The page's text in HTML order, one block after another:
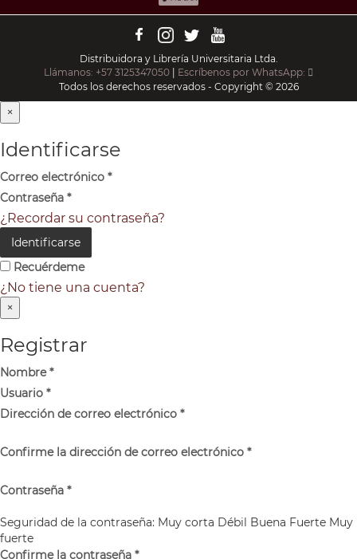
Distribuidora y Librería Universitaria Ltda.
Llámanos: +57 3125347050
Escríbenos por WhatsApp:
Todos los derechos reservados - Copyright © 2026
×
Identificarse
Correo electrónico *
Contraseña *
¿Recordar su contraseña?
Identificarse
Recuérdeme
¿No tiene una cuenta?
×
Registrar
Nombre*
Usuario *
Dirección de correo electrónico *
Confirme la dirección de correo electrónico *
Contraseña *
Seguridad de la contraseña: Muy corta Débil Buena Fuerte Muy
fuerte
Confirme la contraseña *